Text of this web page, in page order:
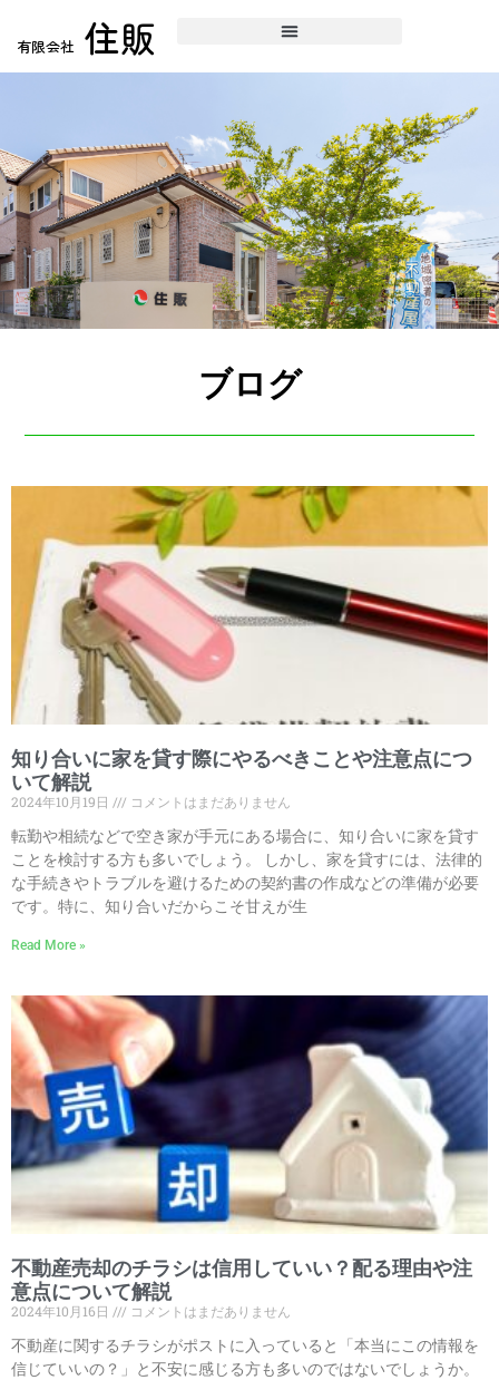
有限会社 住販
ブログ
知り合いに家を貸す際にやるべきことや注意点につ
いて解説
2024年10月19日
コメントはまだありません
転勤や相続などで空き家が手元にある場合に、知り合いに家を貸す
ことを検討する方も多いでしょう。 しかし、家を貸すには、法律的
な手続きやトラブルを避けるための契約書の作成などの準備が必要
です。特に、知り合いだからこそ甘えが生
Read More »
不動産売却のチラシは信用していい？配る理由や注
意点について解説
2024年10月16日
コメントはまだありません
不動産に関するチラシがポストに入っていると「本当にこの情報を
信じていいの？」と不安に感じる方も多いのではないでしょうか。